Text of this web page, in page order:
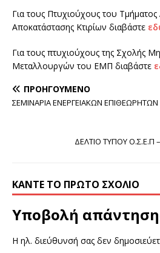
Για τους Πτυχιούχους του Τμήματος
Αποκατάστασης Κτιρίων διαβάστε
Για τους πτυχιούχους της Σχολής
Μεταλλουργών του ΕΜΠ διαβάστε
ΠΡΟΗΓΟΎΜΕΝΟ
ΣΕΜΙΝΑΡΙΑ ΕΝΕΡΓΕΙΑΚΩΝ ΕΠΙΘΕΩΡΗΤΩΝ
ΔΕΛΤΙΟ ΤΥΠΟΥ Ο.Σ.Ε.Π
ΚΆΝΤΕ ΤΟ ΠΡΏΤΟ ΣΧΌΛΙΟ
Υποβολή
Η ηλ. διεύθυνσή σας δεν